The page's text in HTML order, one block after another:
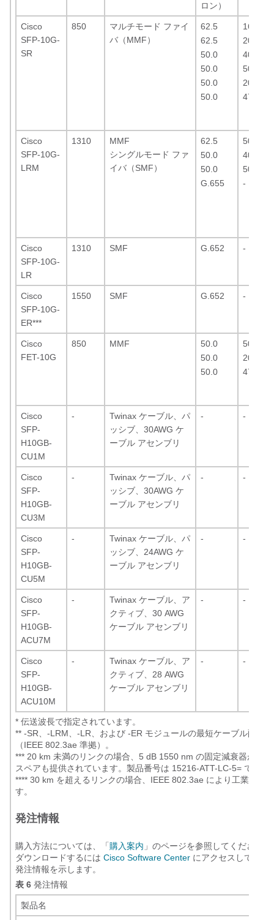
ロン）
Cisco
SFP-10G-
SR
850
マルチモード ファイ
バ（MMF）
62.5
62.5
50.0
50.0
50.0
50.0
160
200（
400
500（
2000（
4700（
Cisco
SFP-10G-
LRM
1310
MMF
シングルモード ファ
イバ（SMF）
62.5
50.0
50.0
G.655
500
400
500
-
Cisco
SFP-10G-
LR
1310 SMF G.652 -
Cisco
SFP-10G-
ER***
1550 SMF G.652 -
Cisco
FET-10G
850 MMF
50.0
50.0
50.0
500（
2000（
4700（
Cisco
SFP-
H10GB-
CU1M
-
Twinax ケーブル、パ
ッシブ、30AWG ケ
ーブル アセンブリ
- -
Cisco
SFP-
H10GB-
CU3M
-
Twinax ケーブル、パ
ッシブ、30AWG ケ
ーブル アセンブリ
- -
Cisco
SFP-
H10GB-
CU5M
-
Twinax ケーブル、パ
ッシブ、24AWG ケ
ーブル アセンブリ
- -
Cisco
SFP-
H10GB-
ACU7M
-
Twinax ケーブル、ア
クティブ、30 AWG
ケーブル アセンブリ
- -
Cisco
SFP-
H10GB-
ACU10M
-
Twinax ケーブル、ア
クティブ、28 AWG
ケーブル アセンブリ
- -
* 伝送波長で指定されています。
** -SR、-LRM、-LR、および -ER モジュールの最短ケーブル配線
（IEEE 802.3ae 準拠）。
*** 20 km 未満のリンクの場合、5 dB 1550 nm の固定減衰器が必
スペアも提供されています。製品番号は 15216-ATT-LC-5= です。
**** 30 km を超えるリンクの場合、IEEE 802.3ae により工業用リ
す。
発注情報
購入方法については、「 購入案内 」のページを参照してください
ダウンロードするには Cisco Software Center にアクセスしてくだ
発注情報を示します。
表 6 発注情報
製品名